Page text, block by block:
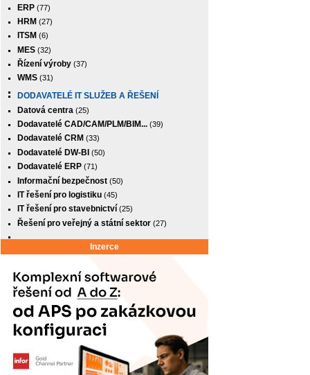
ERP (77)
HRM (27)
ITSM (6)
MES (32)
Řízení výroby (37)
WMS (31)
DODAVATELÉ IT SLUŽEB A ŘEŠENÍ
Datová centra (25)
Dodavatelé CAD/CAM/PLM/BIM... (39)
Dodavatelé CRM (33)
Dodavatelé DW-BI (50)
Dodavatelé ERP (71)
Informační bezpečnost (50)
IT řešení pro logistiku (45)
IT řešení pro stavebnictví (25)
Řešení pro veřejný a státní sektor (27)
Inzerce